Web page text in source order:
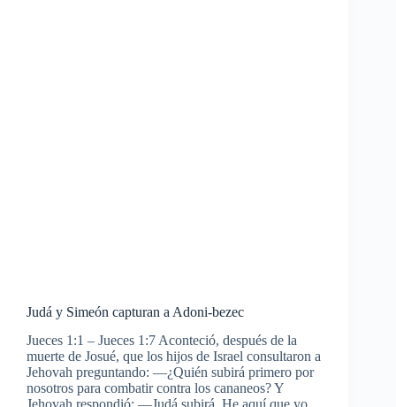
Judá y Simeón capturan a Adoni-bezec
Jueces 1:1 – Jueces 1:7 Aconteció, después de la
muerte de Josué, que los hijos de Israel consultaron a
Jehovah preguntando: —¿Quién subirá primero por
nosotros para combatir contra los cananeos? Y